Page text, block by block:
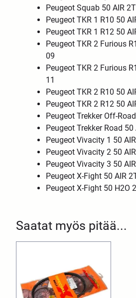
Saatat myös pitää...
Peugeot Squab 50 AIR
Peugeot TKR 1 R10 50
Peugeot TKR 1 R12 50
Peugeot TKR 2 Furious
09
Peugeot TKR 2 Furious
11
Peugeot TKR 2 R10 50
Peugeot TKR 2 R12 50
Peugeot Trekker Off-
Peugeot Trekker Road 50
Peugeot Vivacity 1 50
Peugeot Vivacity 2 50
Peugeot Vivacity 3 50
Peugeot X-Fight 50 AIR
Peugeot X-Fight 50 H2O